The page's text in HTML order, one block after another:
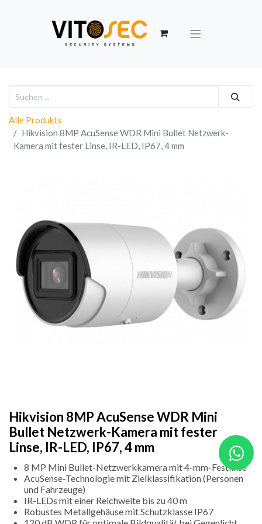
Alle Produkts
Hikvision 8MP AcuSense WDR Mini Bullet Netzwerk-
Kamera mit fester Linse, IR-LED, IP67, 4 mm
Hikvision 8MP AcuSense WDR Mini
Bullet Netzwerk-Kamera mit fester
Linse, IR-LED, IP67, 4 mm
8 MP Mini Bullet-Netzwerkkamera mit 4-mm-Festlinse
AcuSense-Technologie mit Zielklassifikation (Personen
und Fahrzeuge)
IR-LEDs mit einer Reichweite bis zu 40 m
Robustes Metallgehäuse mit Schutzklasse IP67